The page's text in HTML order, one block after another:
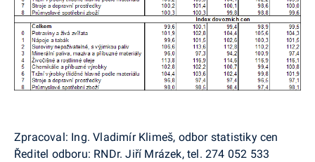
Zpracoval: Ing. Vladimír Klimeš, odbor statistiky cen
Ředitel odboru: RNDr. Jiří Mrázek, tel. 274 052 533